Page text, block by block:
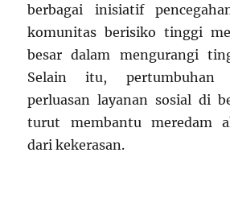
berbagai inisiatif
komunitas berisiko tinggi
besar dalam mengurangi
Selain itu, pertumbuhan
perluasan layanan sosial di
turut membantu meredam
dari kekerasan.